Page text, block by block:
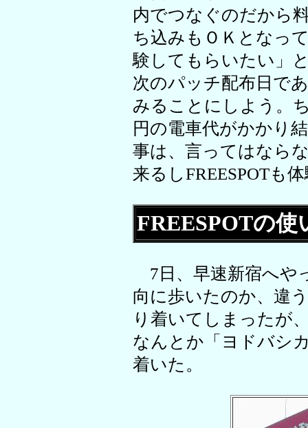
内でつなぐのだから
ち込みもＯＫとなっ
験してもらいたい」
次のパッチ配布日で
みることにしよう。
円の電車代がかかり
事は、言ってはなら
来るしFREESPOTも
FREESPOTの使
7日、早速新宿へや
向に歩いたのか、違
り着いてしまったが
なんとか「ヨドバシ
着いた。